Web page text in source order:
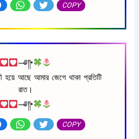
COPY
─༅༎•
হয়ে আছে আমার জেগে থাকা প্রতিটি
রাত।
─༅༎•
COPY